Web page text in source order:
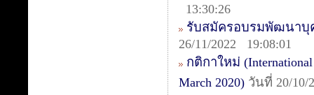
13:30:26
รับสมัครอบรมพัฒนาบุ
26/11/2022 19:08:01
กติกาใหม่ (International
March 2020) วันที่ 20/10/